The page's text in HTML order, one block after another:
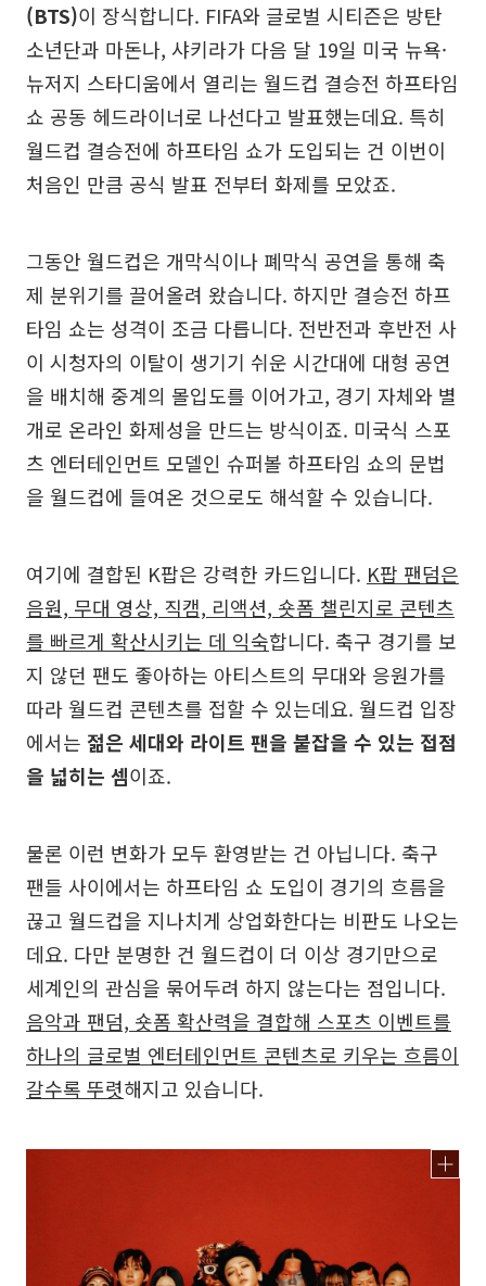
(BTS)이 장식합니다. FIFA와 글로벌 시티즌은 방탄
소년단과 마돈나, 샤키라가 다음 달 19일 미국 뉴욕·
뉴저지 스타디움에서 열리는 월드컵 결승전 하프타임
쇼 공동 헤드라이너로 나선다고 발표했는데요. 특히
월드컵 결승전에 하프타임 쇼가 도입되는 건 이번이
처음인 만큼 공식 발표 전부터 화제를 모았죠.
그동안 월드컵은 개막식이나 폐막식 공연을 통해 축
제 분위기를 끌어올려 왔습니다. 하지만 결승전 하프
타임 쇼는 성격이 조금 다릅니다. 전반전과 후반전 사
이 시청자의 이탈이 생기기 쉬운 시간대에 대형 공연
을 배치해 중계의 몰입도를 이어가고, 경기 자체와 별
개로 온라인 화제성을 만드는 방식이죠. 미국식 스포
츠 엔터테인먼트 모델인 슈퍼볼 하프타임 쇼의 문법
을 월드컵에 들여온 것으로도 해석할 수 있습니다.
여기에 결합된 K팝은 강력한 카드입니다. K팝 팬덤은
음원, 무대 영상, 직캠, 리액션, 숏폼 챌린지로 콘텐츠
를 빠르게 확산시키는 데 익숙합니다. 축구 경기를 보
지 않던 팬도 좋아하는 아티스트의 무대와 응원가를
따라 월드컵 콘텐츠를 접할 수 있는데요. 월드컵 입장
에서는 젊은 세대와 라이트 팬을 붙잡을 수 있는 접점
을 넓히는 셈이죠.
물론 이런 변화가 모두 환영받는 건 아닙니다. 축구
팬들 사이에서는 하프타임 쇼 도입이 경기의 흐름을
끊고 월드컵을 지나치게 상업화한다는 비판도 나오는
데요. 다만 분명한 건 월드컵이 더 이상 경기만으로
세계인의 관심을 묶어두려 하지 않는다는 점입니다.
음악과 팬덤, 숏폼 확산력을 결합해 스포츠 이벤트를
하나의 글로벌 엔터테인먼트 콘텐츠로 키우는 흐름이
갈수록 뚜렷해지고 있습니다.